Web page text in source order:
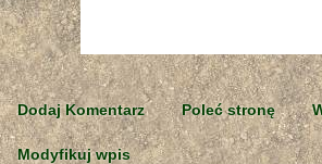
Dodaj Komentarz Poleć stronę
Modyfikuj wpis